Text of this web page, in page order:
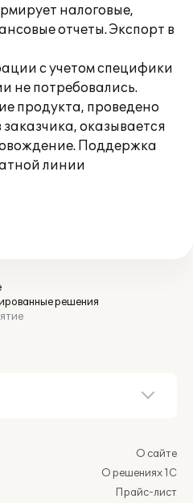
налоговые,
отчеты. Экспорт в
с учетом специфики
не потребовались.
продукта, проведено
оказывается
Поддержка
линии
решения
О сайте
О решениях 1С
Прайс-лист